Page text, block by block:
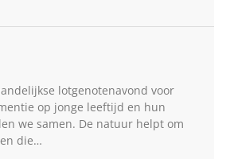
lotgenotenavond voor
op jonge leeftijd en hun
we samen. De natuur helpt om
die…